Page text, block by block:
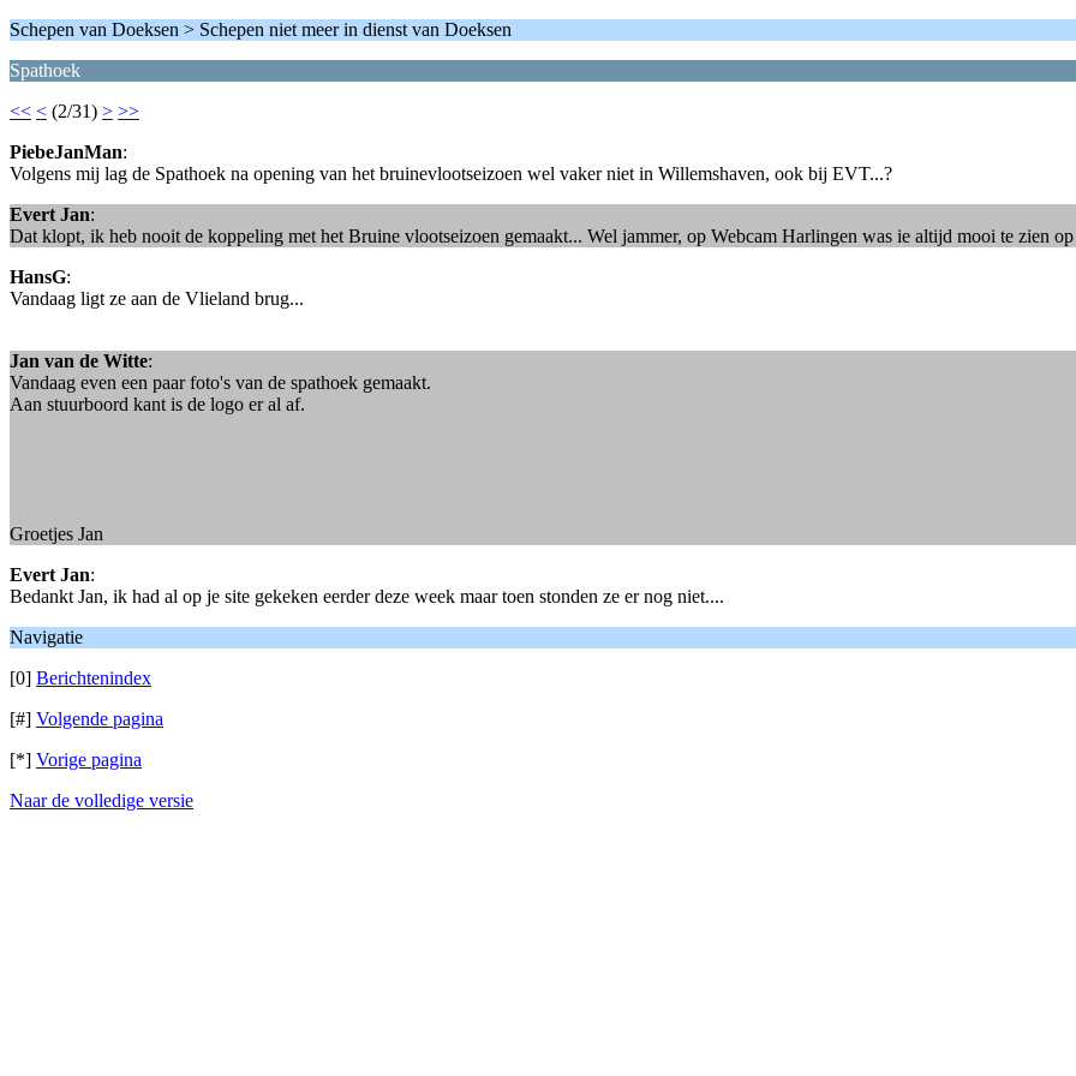
Schepen van Doeksen > Schepen niet meer in dienst van Doeksen
Spathoek
<< < (2/31) > >>
PiebeJanMan:
Volgens mij lag de Spathoek na opening van het bruinevlootseizoen wel vaker niet in Willemshaven, ook bij EVT...?
Evert Jan:
Dat klopt, ik heb nooit de koppeling met het Bruine vlootseizoen gemaakt... Wel jammer, op Webcam Harlingen was ie altijd mooi te zien
HansG:
Vandaag ligt ze aan de Vlieland brug...
Jan van de Witte:
Vandaag even een paar foto's van de spathoek gemaakt.
Aan stuurboord kant is de logo er al af.
Groetjes Jan
Evert Jan:
Bedankt Jan, ik had al op je site gekeken eerder deze week maar toen stonden ze er nog niet....
Navigatie
[0] Berichtenindex
[#] Volgende pagina
[*] Vorige pagina
Naar de volledige versie